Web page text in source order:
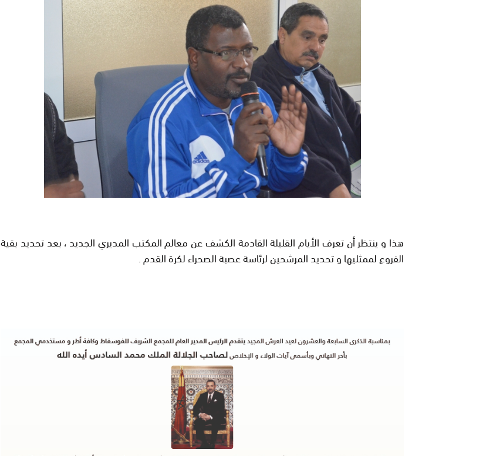
هذا و ينتظر أن تعرف الأيام القليلة القادمة الكشف عن معالم المكتب المديري الجديد ، بعد تحديد بقية
الفروع لممثليها و تحديد المرشحين لرئاسة عصبة الصحراء لكرة القدم .